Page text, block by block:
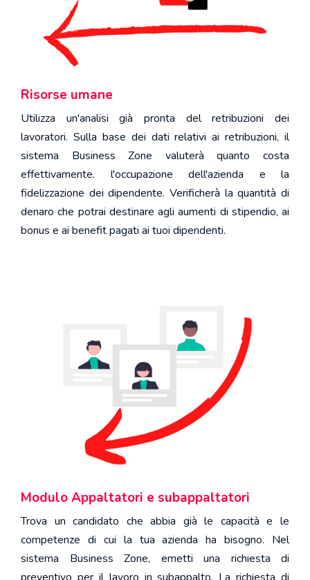
Risorse umane
Utilizza un'analisi già pronta del retribuzioni dei
lavoratori. Sulla base dei dati relativi ai retribuzioni, il
sistema Business Zone valuterà quanto costa
effettivamente. l'occupazione dell'azienda e la
fidelizzazione dei dipendente. Verificherà la quantità di
denaro che potrai destinare agli aumenti di stipendio, ai
bonus e ai benefit pagati ai tuoi dipendenti.
Modulo Appaltatori e subappaltatori
Trova un candidato che abbia già le capacità e le
competenze di cui la tua azienda ha bisogno. Nel
sistema Business Zone, emetti una richiesta di